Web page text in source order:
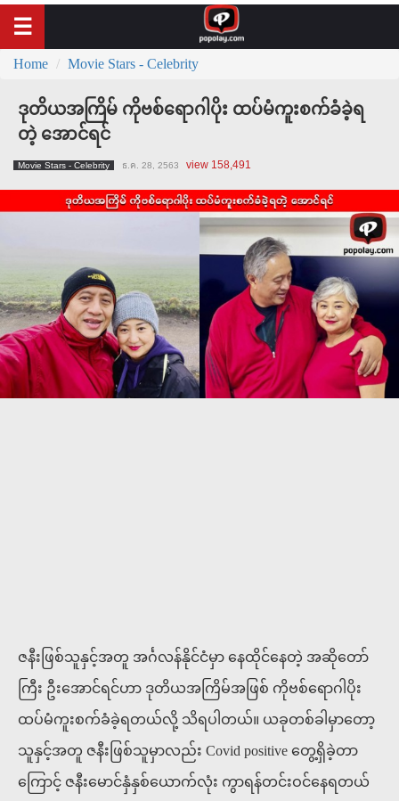
Home Movie Stars - Celebrity
ဒုတိယအကြိမ် ကိုဗစ်ရောဂါပိုး ထပ်မံကူးစက်ခံခဲ့ရ
တဲ့ အောင်ရင်
Movie Stars - Celebrity ธ.ค. 28, 2563 view 158,491
ဇနီးဖြစ်သူနှင့်အတူ အင်္ဂလန်နိုင်ငံမှာ နေထိုင်နေတဲ့ အဆိုတော်
ကြီး ဦးအောင်ရင်ဟာ ဒုတိယအကြိမ်အဖြစ် ကိုဗစ်ရောဂါပိုး
ထပ်မံကူးစက်ခံခဲ့ရတယ်လို့ သိရပါတယ်။ ယခုတစ်ခါမှာတော့
သူနှင့်အတူ ဇနီးဖြစ်သူမှာလည်း Covid positive တွေ့ရှိခဲ့တာ
ကြောင့် ဇနီးမောင်နှံနှစ်ယောက်လုံး ကွာရန်တင်းဝင်နေရတယ်